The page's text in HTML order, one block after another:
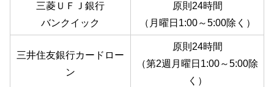
三菱ＵＦＪ銀行
バンクイック
原則24時間
（月曜日1:00～5:00除く）
三井住友銀行カードロー
ン
原則24時間
（第2週月曜日1:00～5:00除
く）